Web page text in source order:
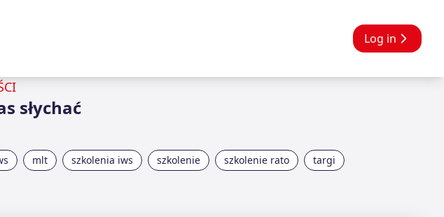
Log in
słychać
mlt szkolenia iws szkolenie szkolenie rato
targi